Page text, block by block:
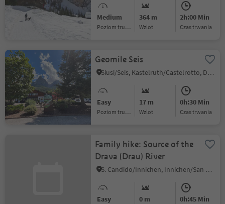
Medium
Poziom trudności
364 m
Wzlot
2h:00 Min
czas trwania
Geomile Seis
Siusi/Seis, Kastelruth/Castelrotto, Dolomites Region Seiser Alm
Easy
Poziom trudności
17 m
Wzlot
0h:30 Min
czas trwania
Family hike: Source of the
Drava (Drau) River
S. Candido/Innichen, Innichen/San Candido, Dolomites Region 3 Zinnen
Easy 0 m 0h:45 Min